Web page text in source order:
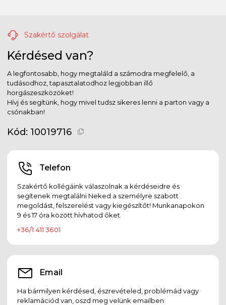
Szakértő szolgálat
Kérdésed van?
A legfontosabb, hogy megtaláld a számodra megfelelő, a
tudásodhoz, tapasztalatodhoz legjobban illő
horgászeszközöket!
Hívj és segítünk, hogy mivel tudsz sikeres lenni a parton vagy a
csónakban!
Kód: 10019716
Telefon
Szakértő kollégáink válaszolnak a kérdéseidre és
segítenek megtalálni Neked a személyre szabott
megoldást, felszerelést vagy kiegészítőt! Munkanapokon
9 és 17 óra között hívhatod őket.
+36/1 411 3601
Email
Ha bármilyen kérdésed, észrevételed, problémád vagy
reklamációd van, oszd meg velünk emailben: